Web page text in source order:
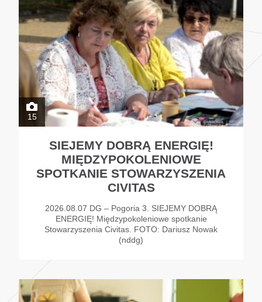
15
SIEJEMY DOBRĄ ENERGIĘ!
MIĘDZYPOKOLENIOWE
SPOTKANIE STOWARZYSZENIA
CIVITAS
2026.08.07 DG – Pogoria 3. SIEJEMY DOBRĄ
ENERGIĘ! Międzypokoleniowe spotkanie
Stowarzyszenia Civitas. FOTO: Dariusz Nowak
(nddg)